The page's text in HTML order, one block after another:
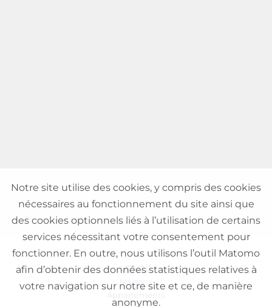
VENTE
Maisons
Appartements
Notre site utilise des cookies, y compris des cookies
nécessaires au fonctionnement du site ainsi que
des cookies optionnels liés à l’utilisation de certains
services nécessitant votre consentement pour
fonctionner. En outre, nous utilisons l’outil Matomo
afin d’obtenir des données statistiques relatives à
votre navigation sur notre site et ce, de manière
anonyme.